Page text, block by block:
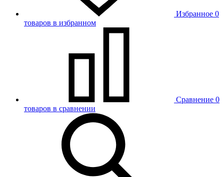
Избранное 0
товаров в избранном
Сравнение 0
товаров в сравнении